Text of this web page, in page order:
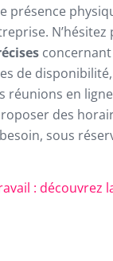
présence
N’hésitez
de
réunions en
des
sous
: découvrez